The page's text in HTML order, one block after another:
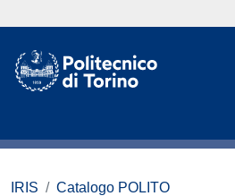
IRIS
Catalogo POLITO